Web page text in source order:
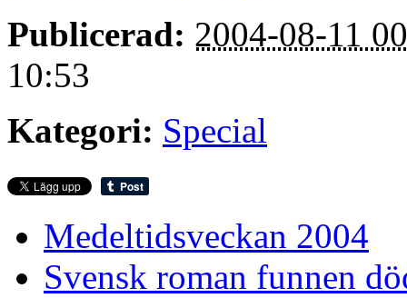
Publicerad: 2004-08-11
10:53
Kategori: Special
Medeltidsveckan 2004
Svensk roman funnen